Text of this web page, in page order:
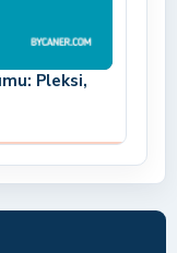
Pleksi,